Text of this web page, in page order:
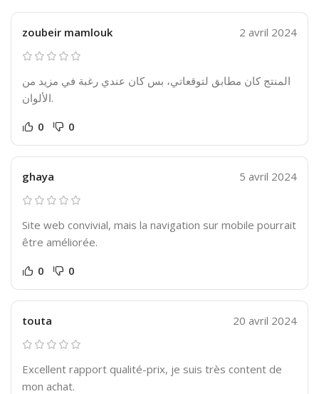
zoubeir mamlouk 2 avril 2024
المنتج كان مطابق لتوقعاتي، بس كان عندي رغبة في مزيد من
الألوان.
0 0
ghaya 5 avril 2024
Site web convivial, mais la navigation sur mobile pourrait
être améliorée.
0 0
touta 20 avril 2024
Excellent rapport qualité-prix, je suis très content de
mon achat.